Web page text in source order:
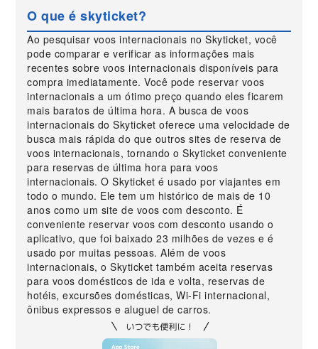
O que é skyticket?
Ao pesquisar voos internacionais no Skyticket, você
pode comparar e verificar as informações mais
recentes sobre voos internacionais disponíveis para
compra imediatamente. Você pode reservar voos
internacionais a um ótimo preço quando eles ficarem
mais baratos de última hora. A busca de voos
internacionais do Skyticket oferece uma velocidade de
busca mais rápida do que outros sites de reserva de
voos internacionais, tornando o Skyticket conveniente
para reservas de última hora para voos
internacionais. O Skyticket é usado por viajantes em
todo o mundo. Ele tem um histórico de mais de 10
anos como um site de voos com desconto. É
conveniente reservar voos com desconto usando o
aplicativo, que foi baixado 23 milhões de vezes e é
usado por muitas pessoas. Além de voos
internacionais, o Skyticket também aceita reservas
para voos domésticos de ida e volta, reservas de
hotéis, excursões domésticas, Wi-Fi internacional,
ônibus expressos e aluguel de carros.